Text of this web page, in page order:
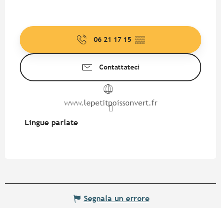
06 21 17 15 ▒▒
Contattateci
www.lepetitpoissonvert.fr
Lingue parlate
Lingue parlate
Segnala un errore